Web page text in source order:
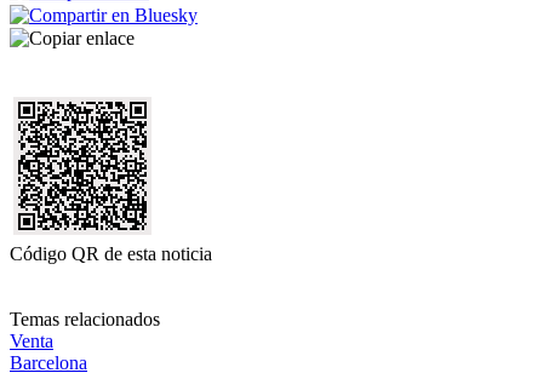
Código QR de esta noticia
Temas relacionados
Venta
Barcelona